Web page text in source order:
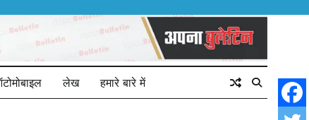
लेख हमारे बारे में